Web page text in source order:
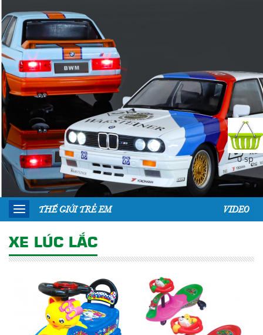
VIDEO
THẾ GIỚI TRẺ EM
XE LÚC LẮC
0 sp